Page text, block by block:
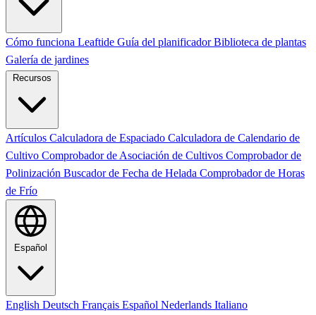
Cómo funciona Leaftide Guía del planificadorBiblioteca de plantas
Galería de jardines
Recursos
Artículos Calculadora de Espaciado Calculadora de Calendario de
Cultivo Comprobador de Asociación de Cultivos Comprobador de
Polinización Buscador de Fecha de Helada Comprobador de Horas
de Frío
Español
English Deutsch Français Español Nederlands Italiano